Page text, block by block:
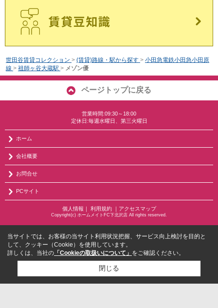
世田谷賃貸コレクション > (賃貸)路線・駅から探す > 小田急電鉄小田急小田原
線 > 祖師ヶ谷大蔵駅 > メゾン優
ページトップに戻る
営業時間:09:30～18:00
定休日:毎週水曜日、第三火曜日
ホーム
会社概要
お問合せ
PCサイト
個人情報 ｜ 利用規約｜ アクセスマップ
Copyright(c) ホームメイトFC下北沢店 All rights reserved.
当サイトでは、お客様の当サイト利用状況把握、サービス向上検討を目的と
して、クッキー（Cookie）を使用しています。
詳しくは、当社の 「Cookieの取扱いについて」 をご確認ください。
閉じる